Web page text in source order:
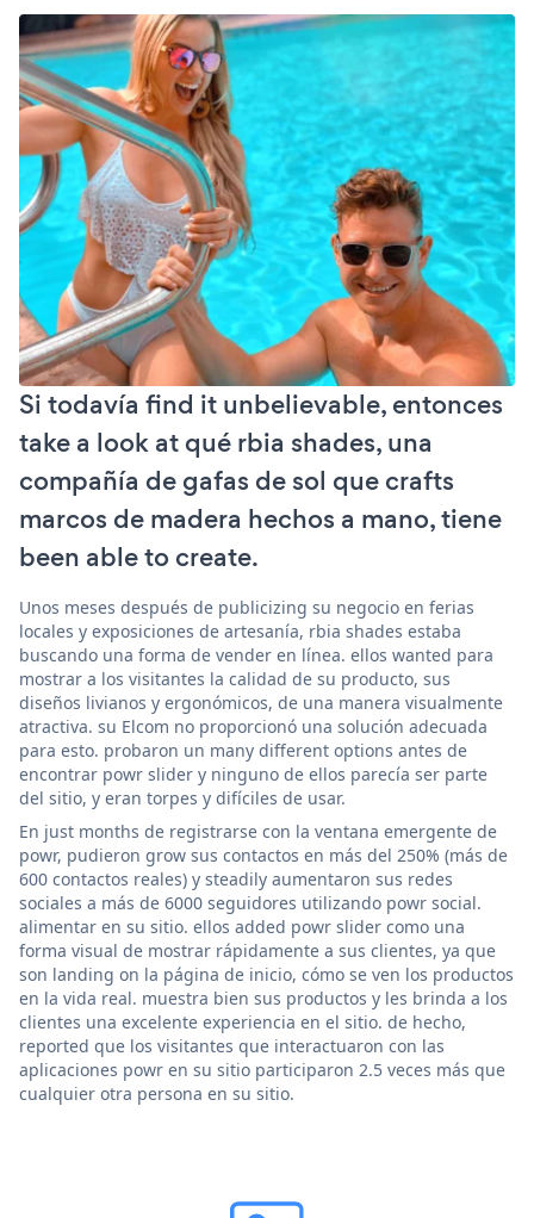
Si todavía find it unbelievable, entonces
take a look at qué rbia shades, una
compañía de gafas de sol que crafts
marcos de madera hechos a mano, tiene
been able to create.
Unos meses después de publicizing su negocio en ferias
locales y exposiciones de artesanía, rbia shades estaba
buscando una forma de vender en línea. ellos wanted para
mostrar a los visitantes la calidad de su producto, sus
diseños livianos y ergonómicos, de una manera visualmente
atractiva. su Elcom no proporcionó una solución adecuada
para esto. probaron un many different options antes de
encontrar powr slider y ninguno de ellos parecía ser parte
del sitio, y eran torpes y difíciles de usar.
En just months de registrarse con la ventana emergente de
powr, pudieron grow sus contactos en más del 250% (más de
600 contactos reales) y steadily aumentaron sus redes
sociales a más de 6000 seguidores utilizando powr social.
alimentar en su sitio. ellos added powr slider como una
forma visual de mostrar rápidamente a sus clientes, ya que
son landing on la página de inicio, cómo se ven los productos
en la vida real. muestra bien sus productos y les brinda a los
clientes una excelente experiencia en el sitio. de hecho,
reported que los visitantes que interactuaron con las
aplicaciones powr en su sitio participaron 2.5 veces más que
cualquier otra persona en su sitio.